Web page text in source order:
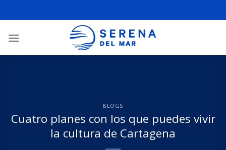
BLOGS
Cuatro planes con los que puedes vivir
la cultura de Cartagena